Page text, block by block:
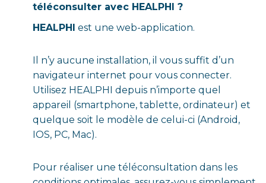
téléconsulter avec HEALPHI ?
HEALPHI est une web-application.
Il n’y aucune installation, il vous suffit d’un
navigateur internet pour vous connecter.
Utilisez HEALPHI depuis n’importe quel
appareil (smartphone, tablette, ordinateur) et
quelque soit le modèle de celui-ci (Android,
IOS, PC, Mac).
Pour réaliser une téléconsultation dans les